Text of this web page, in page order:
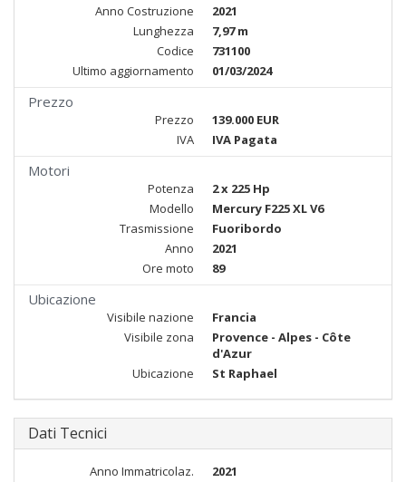
Anno Costruzione
2021
Lunghezza
7,97 m
Codice
731100
Ultimo aggiornamento
01/03/2024
Prezzo
Prezzo
139.000 EUR
IVA
IVA Pagata
Motori
Potenza
2 x 225 Hp
Modello
Mercury F225 XL V6
Trasmissione
Fuoribordo
Anno
2021
Ore moto
89
Ubicazione
Visibile nazione
Francia
Visibile zona
Provence - Alpes - Côte
d'Azur
Ubicazione
St Raphael
Dati Tecnici
Anno Immatricolaz.
2021